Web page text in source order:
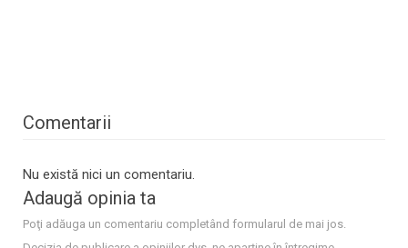
Comentarii
Nu există nici un comentariu.
Adaugă opinia ta
Poţi adăuga un comentariu completând formularul de mai jos.